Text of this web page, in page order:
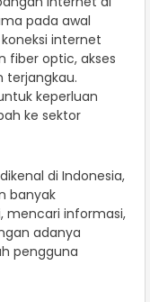
pada awal
internet
fiber optic, akses
terjangkau.
keperluan
ke sektor
di Indonesia,
banyak
mencari informasi,
adanya
pengguna